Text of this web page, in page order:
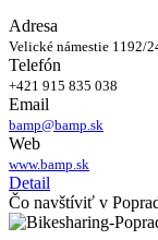
Adresa
Velické námestie 1192/
Telefón
+421 915 835 038
Email
bamp@bamp.sk
Web
www.bamp.sk
Detail
Čo navštíviť v